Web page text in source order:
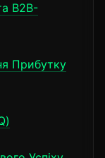
B2B-
Прибутку